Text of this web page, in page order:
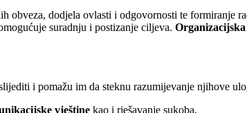
obveza, dodjela ovlasti i odgovornosti te formiranje
suradnju i postizanje ciljeva. Organizacijska
i pomažu im da steknu razumijevanje njihove
vještine kao i rješavanje sukoba.